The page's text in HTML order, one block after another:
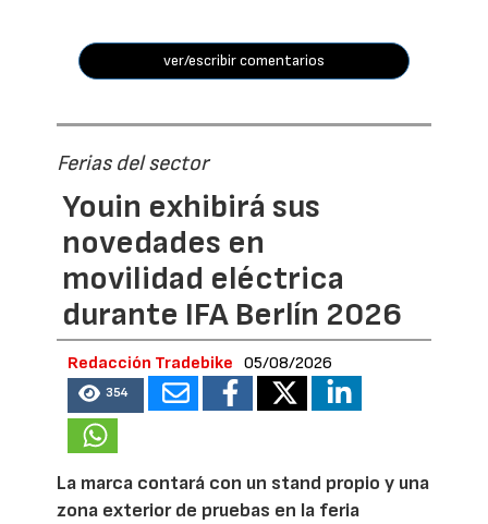
ver/escribir comentarios
Ferias del sector
Youin exhibirá sus
novedades en
movilidad eléctrica
durante IFA Berlín 2026
Redacción Tradebike 05/08/2026
354
La marca contará con un stand propio y una
zona exterior de pruebas en la feria